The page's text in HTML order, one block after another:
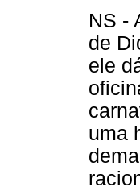
NS -
de
ele
uma